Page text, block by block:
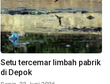
Setu tercemar limbah pabrik
di Depok